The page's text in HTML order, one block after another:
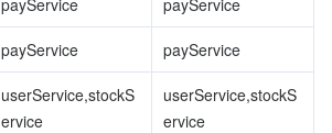
payService payService
payService payService
userService,stockS
ervice
userService,stockS
ervice